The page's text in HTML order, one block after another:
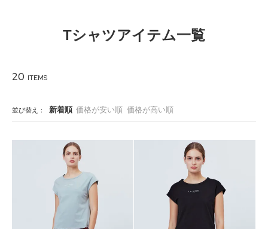
Tシャツアイテム一覧
並び替え 新着順 価格が安い順 価格が高い順
20